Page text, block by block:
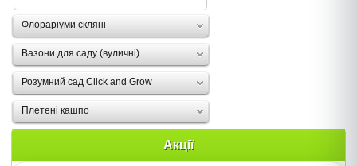
Флораріуми скляні
Вазони для саду (вуличні)
Розумний сад Click and Grow
Плетені кашпо
Акції